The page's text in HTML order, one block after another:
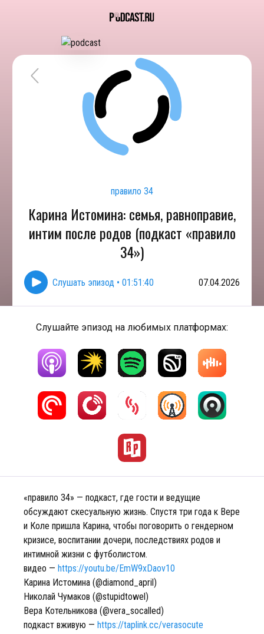
правило 34
Карина Истомина: семья, равноправие,
интим после родов (подкаст «правило
34»)
Слушать эпизод • 01:51:40 07.04.2026
Слушайте эпизод на любимых платформах:
«правило 34» — подкаст, где гости и ведущие
обсуждают скесуальную жизнь. Спустя три года к Вере
и Коле пришла Карина, чтобы поговорить о гендерном
кризисе, воспитании дочери, последствиях родов и
интимной жизни с футболистом.
видео — https://youtu.be/EmW9xDaov10
Карина Истомина (@diamond_april)
Николай Чумаков (@stupidtowel)
Вера Котельникова (@vera_socalled)
подкаст вживую — https://taplink.cc/verasocute